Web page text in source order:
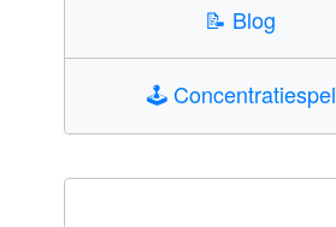
📝 Blog
🕹️Concentratiespel